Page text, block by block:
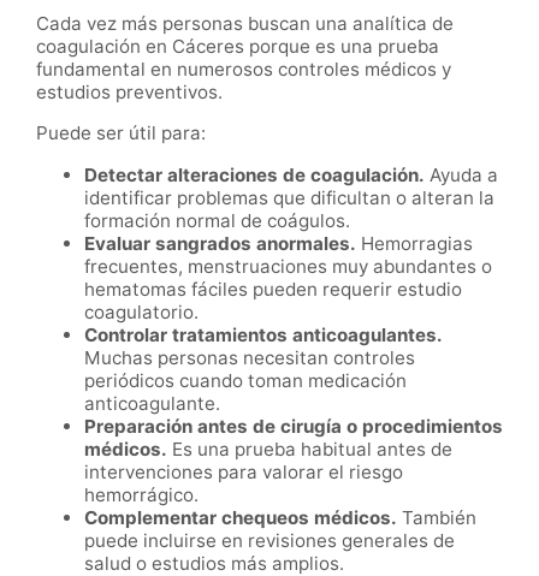
Cada vez más personas buscan una analítica de
coagulación en Cáceres porque es una prueba
fundamental en numerosos controles médicos y
estudios preventivos.
Puede ser útil para:
Detectar alteraciones de coagulación. Ayuda a
identificar problemas que dificultan o alteran la
formación normal de coágulos.
Evaluar sangrados anormales. Hemorragias
frecuentes, menstruaciones muy abundantes o
hematomas fáciles pueden requerir estudio
coagulatorio.
Controlar tratamientos anticoagulantes.
Muchas personas necesitan controles
periódicos cuando toman medicación
anticoagulante.
Preparación antes de cirugía o procedimientos
médicos. Es una prueba habitual antes de
intervenciones para valorar el riesgo
hemorrágico.
Complementar chequeos médicos. También
puede incluirse en revisiones generales de
salud o estudios más amplios.